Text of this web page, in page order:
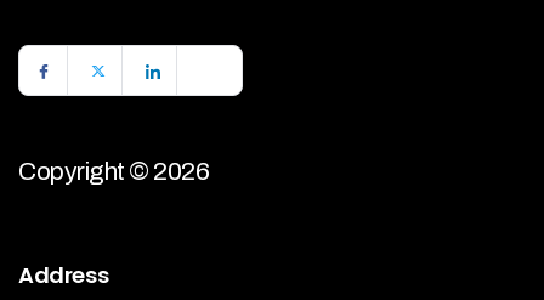
Copyright © 2026
Address